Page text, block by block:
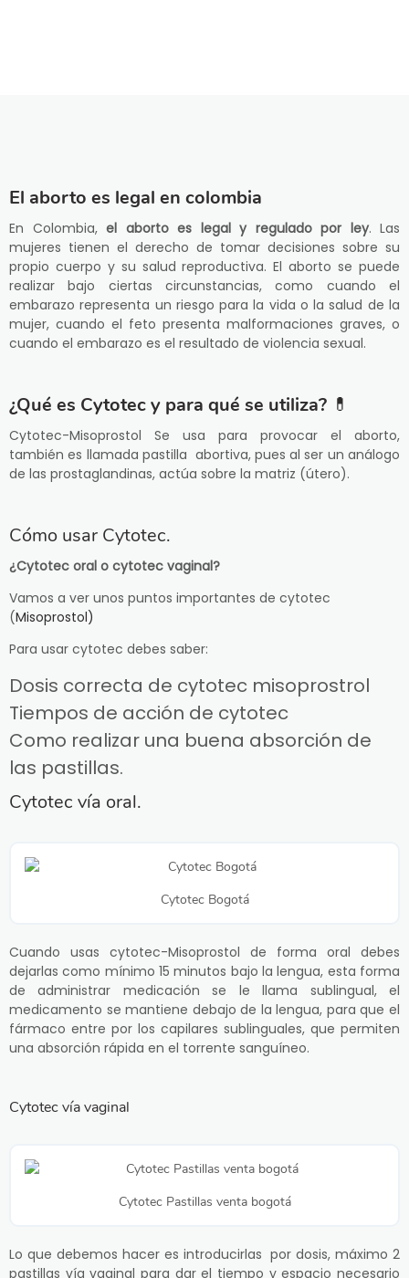
El aborto es legal en colombia
En Colombia, el aborto es legal y regulado por ley. Las
mujeres tienen el derecho de tomar decisiones sobre su
propio cuerpo y su salud reproductiva. El aborto se puede
realizar bajo ciertas circunstancias, como cuando el
embarazo representa un riesgo para la vida o la salud de la
mujer, cuando el feto presenta malformaciones graves, o
cuando el embarazo es el resultado de violencia sexual.
¿Qué es Cytotec y para qué se utiliza? 💊
Cytotec-Misoprostol Se usa para provocar el aborto,
también es llamada pastilla abortiva, pues al ser un análogo
de las prostaglandinas, actúa sobre la matriz (útero).
Cómo usar Cytotec.
¿Cytotec oral o cytotec vaginal?
Vamos a ver unos puntos importantes de cytotec
(Misoprostol)
Para usar cytotec debes saber:
Dosis correcta de cytotec misoprostrol
Tiempos de acción de cytotec
Como realizar una buena absorción de
las pastillas.
Cytotec vía oral.
Cytotec Bogotá
Cuando usas cytotec-Misoprostol de forma oral debes
dejarlas como mínimo 15 minutos bajo la lengua, esta forma
de administrar medicación se le llama sublingual, el
medicamento se mantiene debajo de la lengua, para que el
fármaco entre por los capilares sublinguales, que permiten
una absorción rápida en el torrente sanguíneo.
Cytotec vía vaginal
Cytotec Pastillas venta bogotá
Lo que debemos hacer es introducirlas por dosis, máximo 2
pastillas vía vaginal para dar el tiempo y espacio necesario